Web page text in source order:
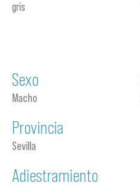
gris
Sexo
Macho
Provincia
Sevilla
Adiestramiento